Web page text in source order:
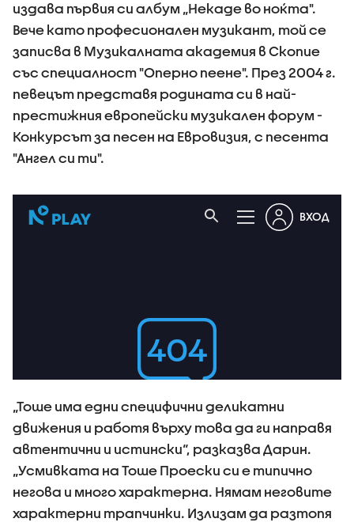
издава първия си албум „Некаде во ноќта".
Вече като професионален музикант, той се
записва в Музикалната академия в Скопие
със специалност "Оперно пеене". През 2004 г.
певецът представя родината си в най-
престижния европейски музикален форум -
Конкурсът за песен на Евровизия, с песента
"Ангел си ти".
„Тоше има едни специфични деликатни
движения и работя върху това да ги направя
автентични и истински“, разказва Дарин.
„Усмивката на Тоше Проески си е типично
негова и много характерна. Нямам неговите
характерни трапчинки. Излизам да разтопя